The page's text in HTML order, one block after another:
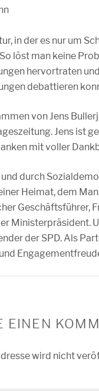
in der es nur um
löst man keine
hervortraten
debattieren
von Jens
Jens ist
mit voller
durch
Heimat, dem
Geschäftsführer,
Ministerpräsident.
der SPD. Als
EINEN
wird nicht